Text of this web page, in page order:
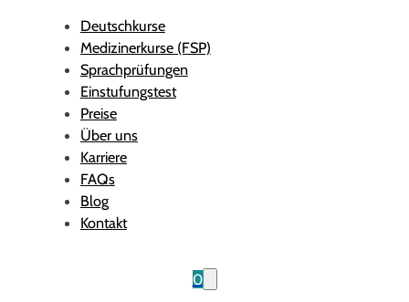
Deutschkurse
Medizinerkurse (FSP)
Sprachprüfungen
Einstufungstest
Preise
Über uns
Karriere
FAQs
Blog
Kontakt
0